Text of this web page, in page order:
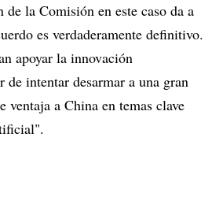
la Comisión en este caso da a
es verdaderamente definitivo.
apoyar la innovación
de intentar desarmar a una gran
ventaja a China en temas clave